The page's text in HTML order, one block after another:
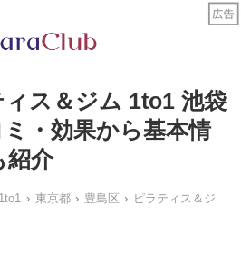
ィス＆ジム 1to1 池袋
・効果から基本情
紹介
東京都 豊島区
ピラティス＆ジ